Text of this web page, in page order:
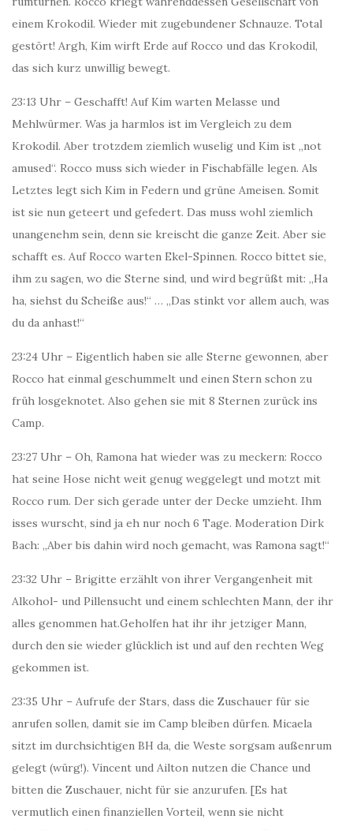
einem Krokodil. Wieder mit zugebundener Schnauze. Total
gestört! Argh, Kim wirft Erde auf Rocco und das Krokodil,
das sich kurz unwillig bewegt.
23:13 Uhr – Geschafft! Auf Kim warten Melasse und
Mehlwürmer. Was ja harmlos ist im Vergleich zu dem
Krokodil. Aber trotzdem ziemlich wuselig und Kim ist „not
amused“. Rocco muss sich wieder in Fischabfälle legen. Als
Letztes legt sich Kim in Federn und grüne Ameisen. Somit
ist sie nun geteert und gefedert. Das muss wohl ziemlich
unangenehm sein, denn sie kreischt die ganze Zeit. Aber sie
schafft es. Auf Rocco warten Ekel-Spinnen. Rocco bittet sie,
ihm zu sagen, wo die Sterne sind, und wird begrüßt mit: „Ha
ha, siehst du Scheiße aus!“ … „Das stinkt vor allem auch, was
du da anhast!“
23:24 Uhr – Eigentlich haben sie alle Sterne gewonnen, aber
Rocco hat einmal geschummelt und einen Stern schon zu
früh losgeknotet. Also gehen sie mit 8 Sternen zurück ins
Camp.
23:27 Uhr – Oh, Ramona hat wieder was zu meckern: Rocco
hat seine Hose nicht weit genug weggelegt und motzt mit
Rocco rum. Der sich gerade unter der Decke umzieht. Ihm
isses wurscht, sind ja eh nur noch 6 Tage. Moderation Dirk
Bach: „Aber bis dahin wird noch gemacht, was Ramona sagt!“
23:32 Uhr – Brigitte erzählt von ihrer Vergangenheit mit
Alkohol- und Pillensucht und einem schlechten Mann, der ihr
alles genommen hat.Geholfen hat ihr ihr jetziger Mann,
durch den sie wieder glücklich ist und auf den rechten Weg
gekommen ist.
23:35 Uhr – Aufrufe der Stars, dass die Zuschauer für sie
anrufen sollen, damit sie im Camp bleiben dürfen. Micaela
sitzt im durchsichtigen BH da, die Weste sorgsam außenrum
gelegt (würg!). Vincent und Ailton nutzen die Chance und
bitten die Zuschauer, nicht für sie anzurufen. [Es hat
vermutlich einen finanziellen Vorteil, wenn sie nicht